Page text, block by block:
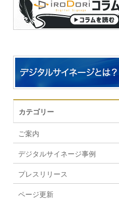
カテゴリー
ご案内
デジタルサイネージ事例
プレスリリース
ページ更新